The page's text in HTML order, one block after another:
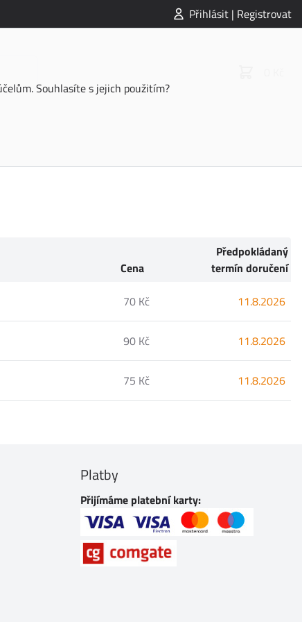
Přihlásit | Registrovat
Souhlasíte s jejich použitím?
Cena
Předpokládaný
termín doručení
70 Kč 11.8.2026
90 Kč 11.8.2026
75 Kč 11.8.2026
Platby
Přijímáme platební karty: